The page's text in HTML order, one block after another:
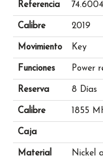
Referencia
Calibre 2019
Movimiento Key
Funciones Power
Reserva 8 Días
Calibre 1855
Caja
Material
Nickel